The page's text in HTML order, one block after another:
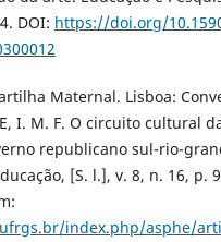
DOI: https://doi.org/
Maternal. Lisboa:
I. M. F. O circuito cultural
republicano sul-rio-
[S. l.], v. 8, n. 16, p.
index.php/asphe/